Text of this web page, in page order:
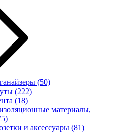
(50)
(222)
(18)
материалы,
и аксессуары (81)